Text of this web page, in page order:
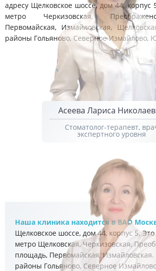
Асеева Лариса
Стоматолог-терапевт,
экспертного уровня
адресу Щелковское шоссе, дом 44, корпус
метро Черкизовская,
Первомайская, Измайловская,
районы Гольяново, Северное Измайлово,
Наша клиника находится в ВАО
Щелковское шоссе, дом 44, корпус 5.
метро Щелковская, Черкизовская,
площадь, Первомайская,
районы Гольяново, Северное